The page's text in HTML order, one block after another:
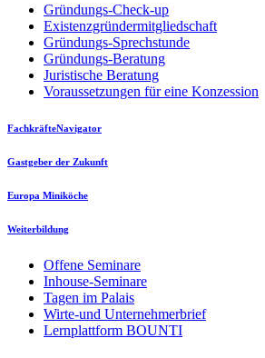
Gründungs-Check-up
Existenzgründermitgliedschaft
Gründungs-Sprechstunde
Gründungs-Beratung
Juristische Beratung
Voraussetzungen für eine Konzession
FachkräfteNavigator
Gastgeber der Zukunft
Europa Miniköche
Weiterbildung
Offene Seminare
Inhouse-Seminare
Tagen im Palais
Wirte-und Unternehmerbrief
Lernplattform BOUNTI